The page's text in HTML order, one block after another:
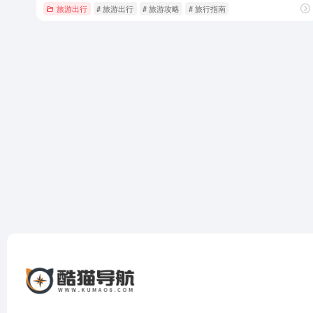
旅游出行 # 旅游出行 # 旅游攻略 # 旅行指南